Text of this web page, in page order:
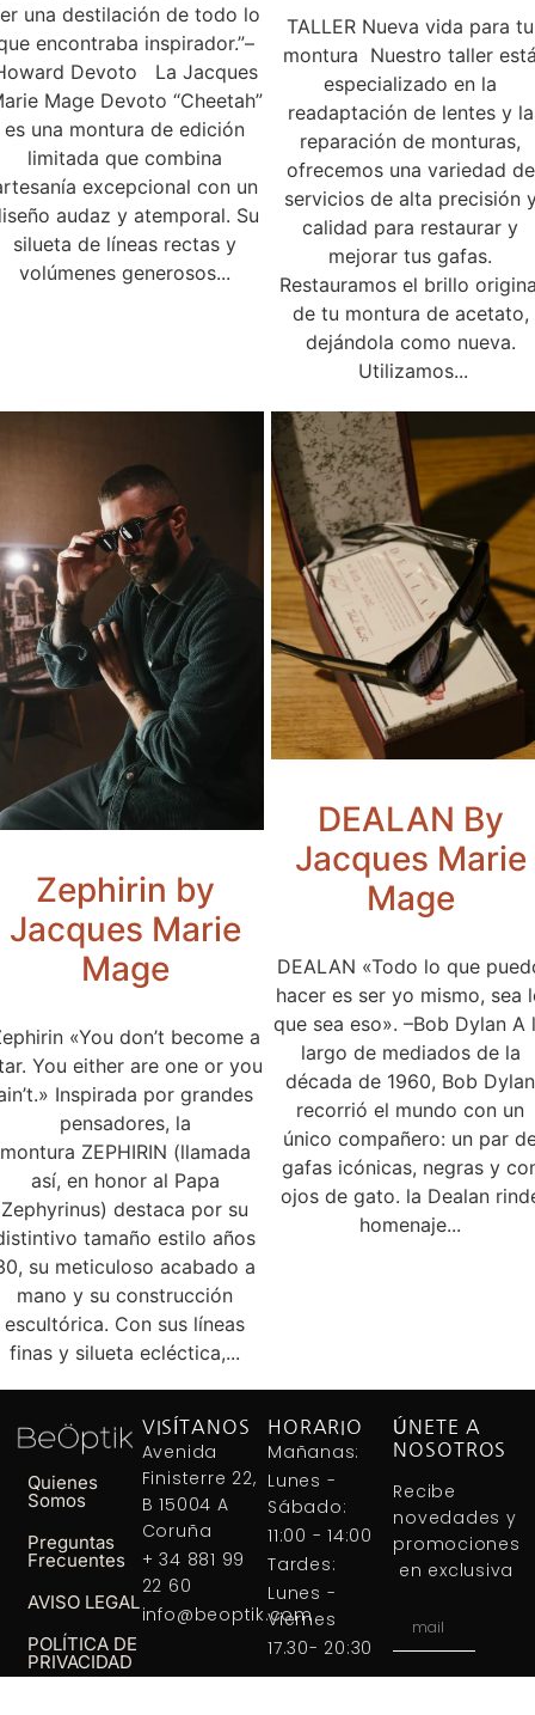
una destilación de todo lo
encontraba inspirador.”–
Devoto La Jacques
Mage Devoto “Cheetah”
es una montura de edición
limitada que combina
excepcional con un
audaz y atemporal. Su
silueta de líneas rectas y
volúmenes generosos...
TALLER Nueva vida para tu
montura Nuestro taller
especializado en la
readaptación de lentes y la
reparación de monturas,
ofrecemos una variedad de
servicios de alta precisión
calidad para restaurar y
mejorar tus gafas.
Restauramos el brillo
de tu montura de acetato,
dejándola como nueva.
Utilizamos...
Zephirin by
Jacques Marie
Mage
«You don’t become a
You either are one or you
Inspirada por grandes
pensadores, la
montura ZEPHIRIN (llamada
así, en honor al Papa
Zephyrinus) destaca por su
tamaño estilo años
su meticuloso acabado a
mano y su construcción
escultórica. Con sus líneas
finas y silueta ecléctica,...
DEALAN By
Jacques Marie
Mage
DEALAN «Todo lo que
hacer es ser yo mismo, sea
que sea eso». –Bob Dylan A
largo de mediados de la
década de 1960, Bob Dylan
recorrió el mundo con un
único compañero: un par
gafas icónicas, negras y
ojos de gato. la Dealan
homenaje...
Quienes
Somos
Preguntas
Frecuentes
AVISO LEGAL
POLÍTICA DE
PRIVACIDAD
VISÍTANOS
Avenida
Finisterre 22,
B 15004 A
Coruña
+ 34 881 99
22 60
info@beoptik.com
HORARIO
Mañanas:
Lunes -
Sábado:
11:00 - 14:00
Tardes:
Lunes -
Viernes
17.30- 20:30
ÚNETE A
NOSOTROS
Recibe
novedades y
promociones
en exclusiva